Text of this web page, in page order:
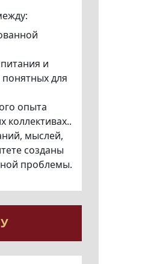
и
для
опыта
коллективах..
мыслей,
созданы
проблемы.